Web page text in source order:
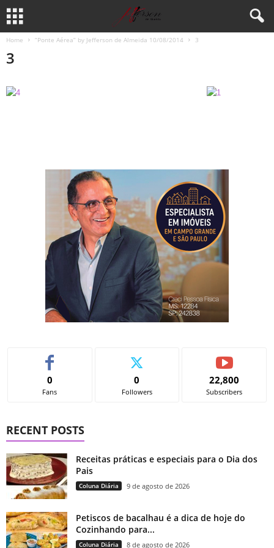
Home “Ponte Aérea” by Jefferson de Almeida 10/08/2014 3
3
0
Fans
0
Followers
22,800
Subscribers
RECENT POSTS
Receitas práticas e especiais para o Dia dos
Pais
Coluna Diária 9 de agosto de 2026
Petiscos de bacalhau é a dica de hoje do
Cozinhando para...
Coluna Diária 8 de agosto de 2026